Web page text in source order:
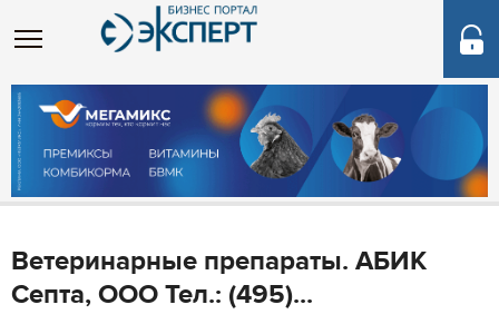
Ветеринарные препараты. АБИК
Септа, ООО Тел.: (495)...